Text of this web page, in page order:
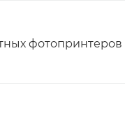
фотопринтеров